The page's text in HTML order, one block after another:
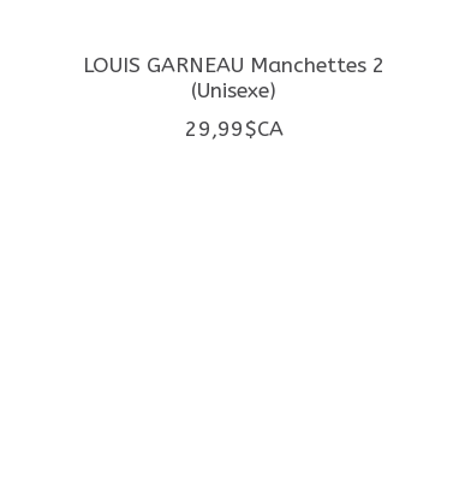
LOUIS GARNEAU Manchettes 2
(Unisexe)
29,99$CA